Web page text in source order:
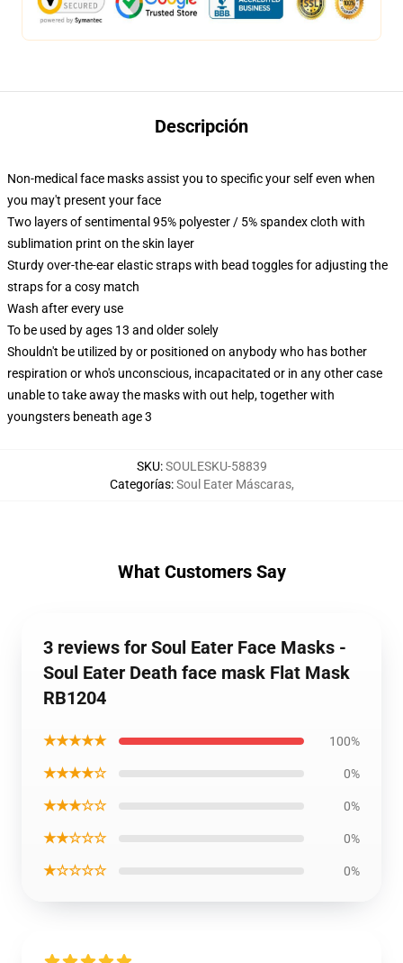
Descripción
Non-medical face masks assist you to specific your self even when
you may't present your face
Two layers of sentimental 95% polyester / 5% spandex cloth with
sublimation print on the skin layer
Sturdy over-the-ear elastic straps with bead toggles for adjusting the
straps for a cosy match
Wash after every use
To be used by ages 13 and older solely
Shouldn't be utilized by or positioned on anybody who has bother
respiration or who's unconscious, incapacitated or in any other case
unable to take away the masks with out help, together with
youngsters beneath age 3
SKU:SOULESKU-58839
Categorías:Soul Eater Máscaras,
What Customers Say
3 reviews for Soul Eater Face Masks -
Soul Eater Death face mask Flat Mask
RB1204
★★★★★ 100%
★★★★☆ 0%
★★★☆☆ 0%
★★☆☆☆ 0%
★☆☆☆☆ 0%